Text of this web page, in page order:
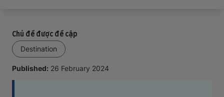
Chủ đề được đề cập
Destination
Published: 26 February 2024